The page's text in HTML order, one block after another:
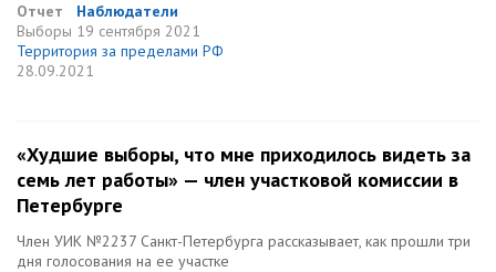
Отчет
Наблюдатели
Выборы 19 сентября 2021
Территория за пределами РФ
28.09.2021
«Худшие выборы, что мне приходилось видеть за
семь лет работы» — член участковой комиссии в
Петербурге
Член УИК №2237 Санкт-Петербурга рассказывает, как прошли три
дня голосования на ее участке